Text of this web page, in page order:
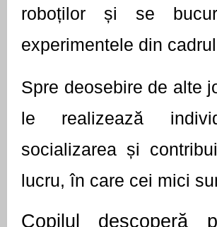
roboților și se
experimentele din
Spre deosebire de alte
le realizează
socializarea și
lucru, în care cei mici
Copilul descoperă